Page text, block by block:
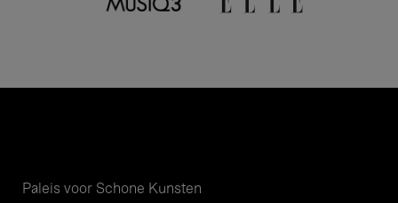
Paleis voor Schone Kunsten